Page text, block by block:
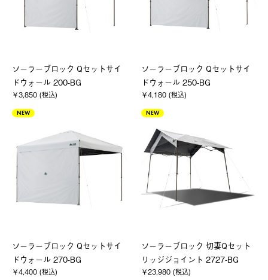
ソーラーブロック Qセットサイ
ドウォール 200-BG
￥3,850 (税込)
ソーラーブロック Qセットサイ
ドウォール 250-BG
￥4,180 (税込)
NEW
ソーラーブロック Qセットサイ
ドウォール 270-BG
￥4,400 (税込)
NEW
ソーラーブロック 切妻Qセット
リッジジョイント 2727-BG
￥23,980 (税込)